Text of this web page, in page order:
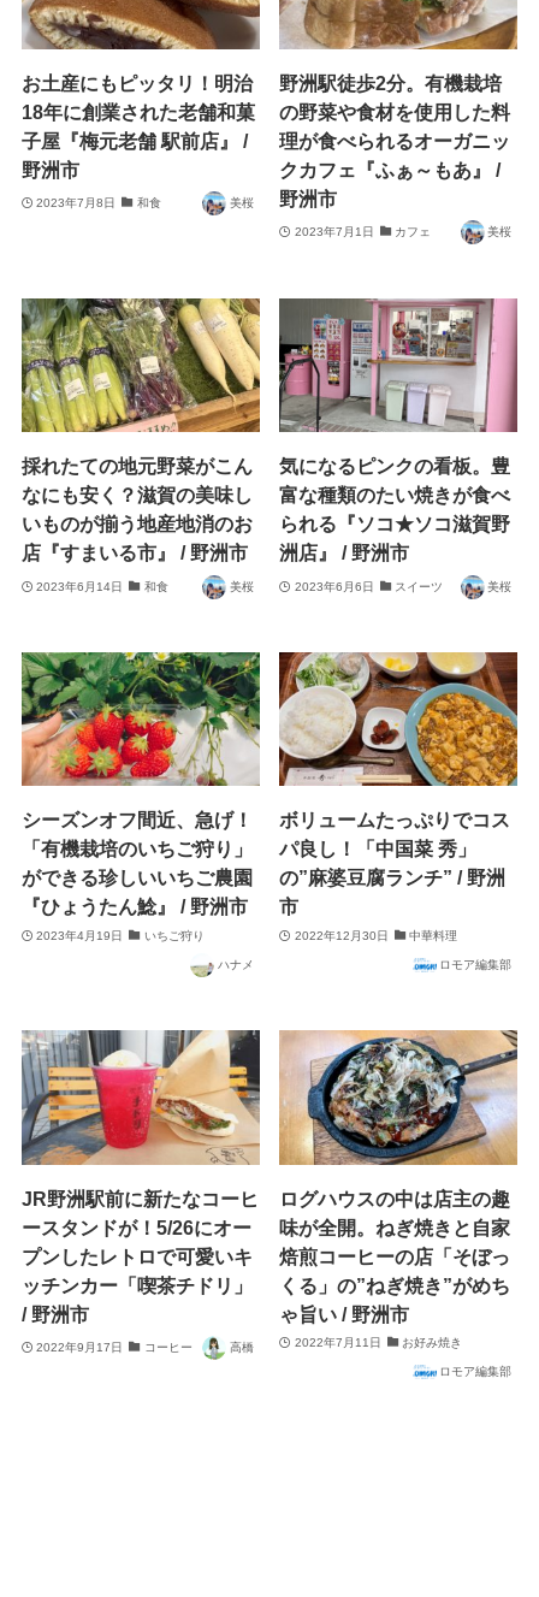
お土産にもピッタリ！明治
18年に創業された老舗和菓
子屋『梅元老舗 駅前店』 /
野洲市
2023年7月8日 和食 美桜
野洲駅徒歩2分。有機栽培
の野菜や食材を使用した料
理が食べられるオーガニッ
クカフェ『ふぁ～もあ』 /
野洲市
2023年7月1日 カフェ 美桜
採れたての地元野菜がこん
なにも安く？滋賀の美味し
いものが揃う地産地消のお
店『すまいる市』 / 野洲市
2023年6月14日 和食 美桜
気になるピンクの看板。豊
富な種類のたい焼きが食べ
られる『ソコ★ソコ滋賀野
洲店』 / 野洲市
2023年6月6日 スイーツ 美桜
シーズンオフ間近、急げ！
「有機栽培のいちご狩り」
ができる珍しいいちご農園
『ひょうたん鯰』 / 野洲市
2023年4月19日 いちご狩り
ハナメ
ボリュームたっぷりでコス
パ良し！「中国菜 秀」
の”麻婆豆腐ランチ” / 野洲
市
2022年12月30日 中華料理
ロモア編集部
JR野洲駅前に新たなコーヒ
ースタンドが！5/26にオー
プンしたレトロで可愛いキ
ッチンカー「喫茶チドリ」
/ 野洲市
2022年9月17日 コーヒー 高橋
ログハウスの中は店主の趣
味が全開。ねぎ焼きと自家
焙煎コーヒーの店「そぼっ
くる」の”ねぎ焼き”がめち
ゃ旨い / 野洲市
2022年7月11日 お好み焼き
ロモア編集部